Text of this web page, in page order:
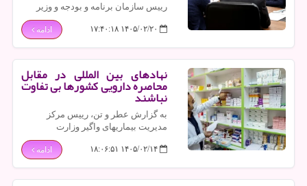
رییس سازمان برنامه و بودجه و وزیر
بهداشت و درمان و آموزش پزشکی در
نشستی به ریاست رییس جمهور، برنامه
ادامه
نهادهای بین المللی در مقابل
محاصره دارویی کشورها بی تفاوت
نباشند
به گزارش عطر و تن، رییس مرکز
مدیریت بیماریهای واگیر وزارت
بهداشت، با اشاره به اینکه تامین دارو و
واکسن در وضعیت جنگی فقط یک
۱۴۰۵/۰۲/۱۴ ۱۸:۰۶:۵۱ ادامه